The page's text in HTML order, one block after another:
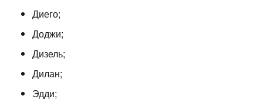
Диего;
Доджи;
Дизель;
Дилан;
Эдди;